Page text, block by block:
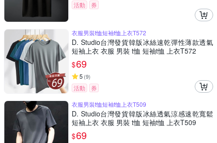
活動 券
衣服男裝t恤短袖t恤上衣T572
D. Studio台灣發貨韓版冰絲速乾彈性薄款透氣
短袖上衣 衣服 男裝 t恤 短袖t恤 上衣T572
$69
5 (9)
活動
券
衣服男裝t恤短袖t恤上衣T509
D. Studio台灣發貨韓版冰絲透氣涼感速乾寬鬆
短袖上衣 衣服 男裝 t恤 短袖t恤 上衣T509
$69